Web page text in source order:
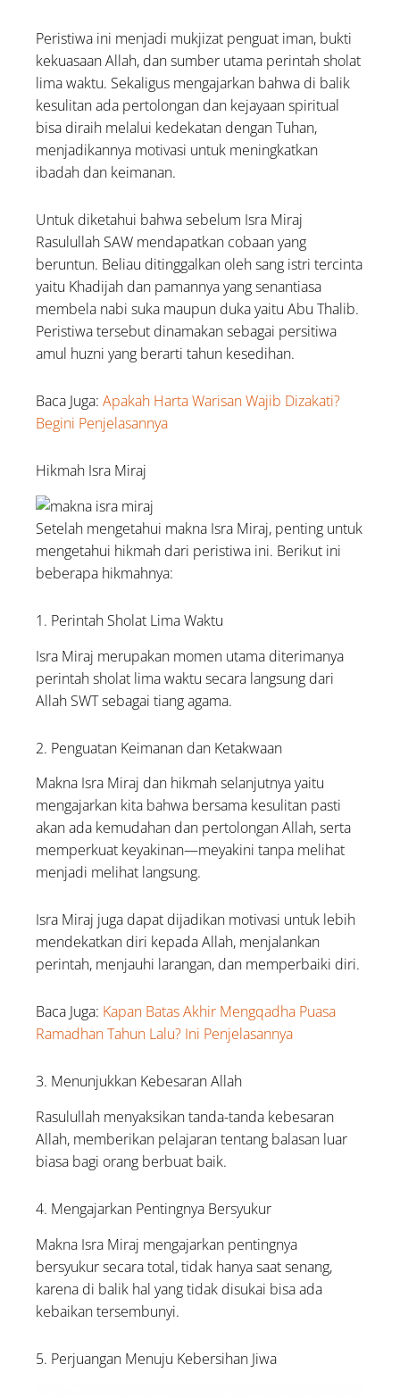
Peristiwa ini menjadi mukjizat penguat iman, bukti
kekuasaan Allah, dan sumber utama perintah sholat
lima waktu. Sekaligus mengajarkan bahwa di balik
kesulitan ada pertolongan dan kejayaan spiritual
bisa diraih melalui kedekatan dengan Tuhan,
menjadikannya motivasi untuk meningkatkan
ibadah dan keimanan.
Untuk diketahui bahwa sebelum Isra Miraj
Rasulullah SAW mendapatkan cobaan yang
beruntun. Beliau ditinggalkan oleh sang istri tercinta
yaitu Khadijah dan pamannya yang senantiasa
membela nabi suka maupun duka yaitu Abu Thalib.
Peristiwa tersebut dinamakan sebagai persitiwa
amul huzni yang berarti tahun kesedihan.
Baca Juga:Apakah Harta Warisan Wajib Dizakati?
Begini Penjelasannya
Hikmah Isra Miraj
Setelah mengetahui makna Isra Miraj, penting untuk
mengetahui hikmah dari peristiwa ini. Berikut ini
beberapa hikmahnya:
1. Perintah Sholat Lima Waktu
Isra Miraj merupakan momen utama diterimanya
perintah sholat lima waktu secara langsung dari
Allah SWT sebagai tiang agama.
2. Penguatan Keimanan dan Ketakwaan
Makna Isra Miraj dan hikmah selanjutnya yaitu
mengajarkan kita bahwa bersama kesulitan pasti
akan ada kemudahan dan pertolongan Allah, serta
memperkuat keyakinan—meyakini tanpa melihat
menjadi melihat langsung.
Isra Miraj juga dapat dijadikan motivasi untuk lebih
mendekatkan diri kepada Allah, menjalankan
perintah, menjauhi larangan, dan memperbaiki diri.
Baca Juga: Kapan Batas Akhir Mengqadha Puasa
Ramadhan Tahun Lalu? Ini Penjelasannya
3. Menunjukkan Kebesaran Allah
Rasulullah menyaksikan tanda-tanda kebesaran
Allah, memberikan pelajaran tentang balasan luar
biasa bagi orang berbuat baik.
4. Mengajarkan Pentingnya Bersyukur
Makna Isra Miraj mengajarkan pentingnya
bersyukur secara total, tidak hanya saat senang,
karena di balik hal yang tidak disukai bisa ada
kebaikan tersembunyi.
5. Perjuangan Menuju Kebersihan Jiwa